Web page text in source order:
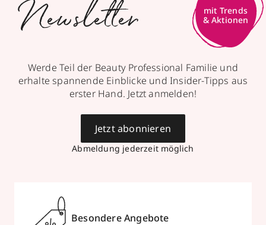
Newsletter
mit Trends
& Aktionen
Werde Teil der Beauty Professional Familie und
erhalte spannende Einblicke und Insider-Tipps aus
erster Hand. Jetzt anmelden!
Abmeldung jederzeit möglich
Jetzt abonnieren
Besondere Angebote